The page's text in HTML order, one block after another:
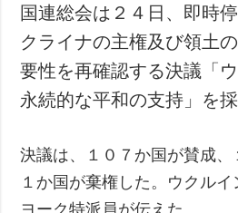
国連総会は２４日、即時
クライナの主権及び領土
要性を再確認する決議「
永続的な平和の支持」を採
決議は、１０７か国が賛成、
１か国が棄権した。ウクル
ヨーク特派員が伝えた。